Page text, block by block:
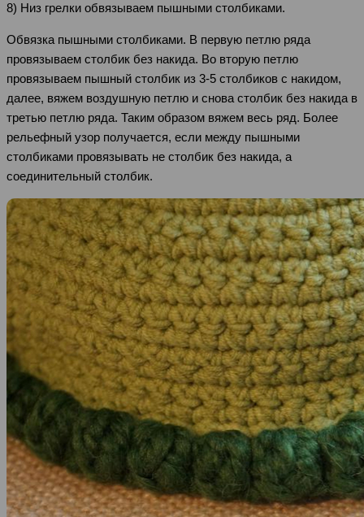
8) Низ грелки обвязываем пышными столбиками.
Обвязка пышными столбиками. В первую петлю ряда
провязываем столбик без накида. Во вторую петлю
провязываем пышный столбик из 3-5 столбиков с накидом,
далее, вяжем воздушную петлю и снова столбик без накида в
третью петлю ряда. Таким образом вяжем весь ряд. Более
рельефный узор получается, если между пышными
столбиками провязывать не столбик без накида, а
соединительный столбик.